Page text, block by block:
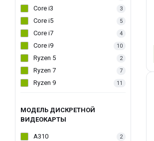
Core i3 3
Core i5 5
Core i7 4
Core i9 10
Ryzen 5 2
Ryzen 7 7
Ryzen 9 11
МОДЕЛЬ ДИСКРЕТНОЙ
ВИДЕОКАРТЫ
A310 2